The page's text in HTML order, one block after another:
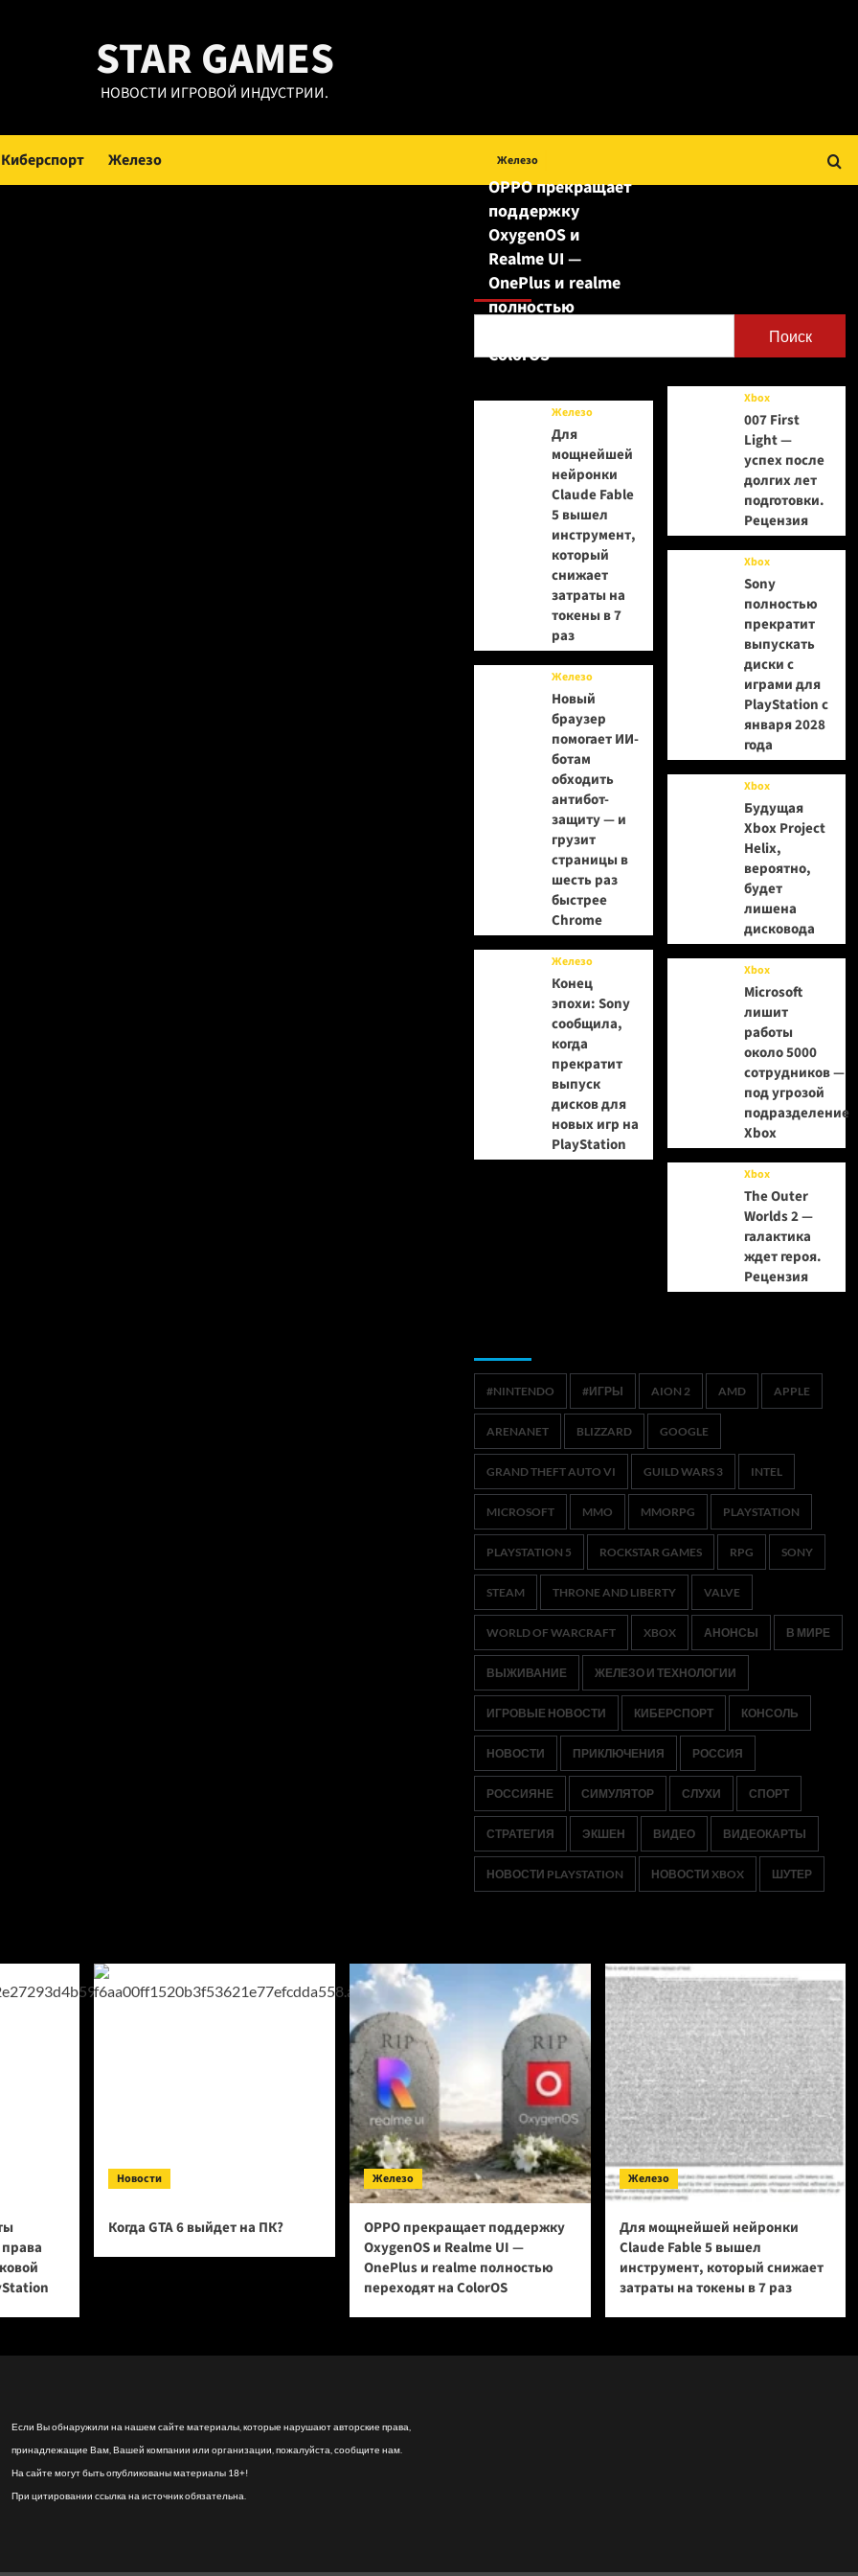
STAR GAMES
НОВОСТИ ИГРОВОЙ ИНДУСТРИИ.
Киберспорт Железо
Поиск
Поиск
Железо
OPPO прекращает
поддержку
OxygenOS и
Realme UI —
OnePlus и realme
полностью
ColorOS
Железо
Для
мощнейшей
нейронки
Claude Fable
5 вышел
инструмент,
который
снижает
затраты на
токены в 7
раз
Железо
Новый
браузер
помогает ИИ-
ботам
обходить
антибот-
защиту — и
грузит
страницы в
шесть раз
быстрее
Chrome
Железо
Конец
эпохи: Sony
сообщила,
когда
прекратит
выпуск
дисков для
новых игр на
PlayStation
Xbox
007 First
Light —
успех после
долгих лет
подготовки.
Рецензия
Xbox
Sony
полностью
прекратит
выпускать
диски с
играми для
PlayStation с
января 2028
года
Xbox
Будущая
Xbox Project
Helix,
вероятно,
будет
лишена
дисковода
Xbox
Microsoft
лишит
работы
около 5000
сотрудников —
под угрозой
подразделение
Xbox
Xbox
The Outer
Worlds 2 —
галактика
ждет героя.
Рецензия
#NINTENDO #ИГРЫ AION 2 AMD APPLE
ARENANET BLIZZARD GOOGLE
GRAND THEFT AUTO VI GUILD WARS 3 INTEL
MICROSOFT MMO MMORPG PLAYSTATION
PLAYSTATION 5 ROCKSTAR GAMES RPG SONY
STEAM THRONE AND LIBERTY VALVE
WORLD OF WARCRAFT XBOX АНОНСЫ В МИРЕ
ВЫЖИВАНИЕ ЖЕЛЕЗО И ТЕХНОЛОГИИ
ИГРОВЫЕ НОВОСТИ КИБЕРСПОРТ КОНСОЛЬ
НОВОСТИ ПРИКЛЮЧЕНИЯ РОССИЯ
РОССИЯНЕ СИМУЛЯТОР СЛУХИ СПОРТ
СТРАТЕГИЯ ЭКШЕН ВИДЕО ВИДЕОКАРТЫ
НОВОСТИ PLAYSTATION НОВОСТИ XBOX ШУТЕР
Новости
Когда GTA 6 выйдет на ПК?
Железо
OPPO прекращает поддержку
OxygenOS и Realme UI —
OnePlus и realme полностью
переходят на ColorOS
Железо
Для мощнейшей нейронки
Claude Fable 5 вышел
инструмент, который снижает
затраты на токены в 7 раз
Если Вы обнаружили на нашем сайте материалы, которые нарушают авторские права,
принадлежащие Вам, Вашей компании или организации, пожалуйста, сообщите нам.
На сайте могут быть опубликованы материалы 18+!
При цитировании ссылка на источник обязательна.